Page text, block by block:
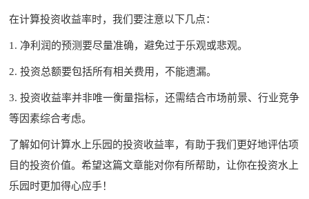
在计算投资收益率时，我们要注意以下几点：
1. 净利润的预测要尽量准确，避免过于乐观或悲观。
2. 投资总额要包括所有相关费用，不能遗漏。
3. 投资收益率并非唯一衡量指标，还需结合市场前景、行业竞争
等因素综合考虑。
了解如何计算水上乐园的投资收益率，有助于我们更好地评估项
目的投资价值。希望这篇文章能对你有所帮助，让你在投资水上
乐园时更加得心应手！